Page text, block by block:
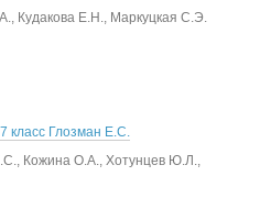
Кудакова Е.Н., Маркуцкая С.Э.
класс Глозман Е.С.
Кожина О.А., Хотунцев Ю.Л.,